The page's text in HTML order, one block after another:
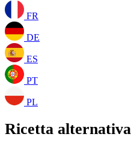
FR
DE
ES
PT
PL
Ricetta alternativa